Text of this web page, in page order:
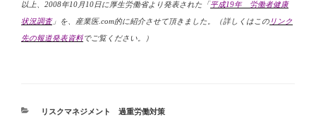
以上、 2008年10月10日に厚生労働省より発表された「 平成19年 労働者健康
状況調査」を、産業医.com的に紹介させて頂きました。（詳しくはこの リンク
先の報道発表資料でご覧ください。）
カ
リスクマネジメント 過重労働対策